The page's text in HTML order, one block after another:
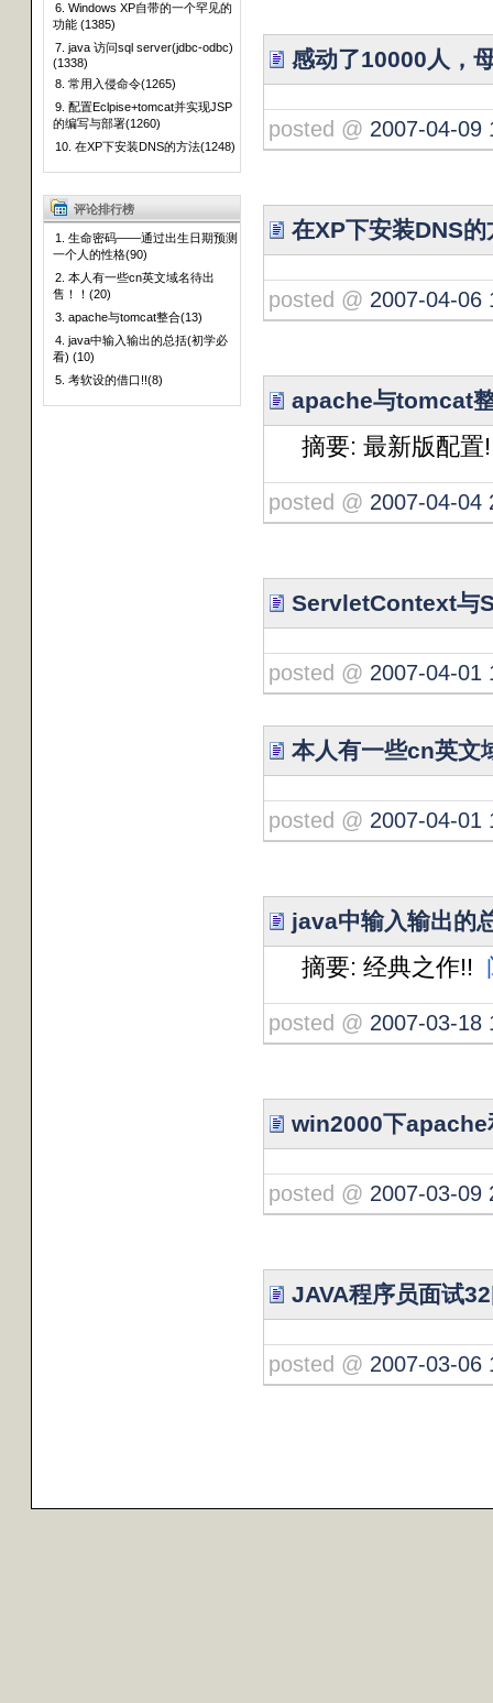
6. Windows XP自带的一个罕见的
功能 (1385)
7. java 访问sql server(jdbc-odbc)
(1338)
8. 常用入侵命令(1265)
9. 配置Eclpise+tomcat并实现JSP
的编写与部署(1260)
10. 在XP下安装DNS的方法(1248)
评论排行榜
1. 生命密码——通过出生日期预测
一个人的性格(90)
2. 本人有一些cn英文域名待出
售！！(20)
3. apache与tomcat整合(13)
4. java中输入输出的总括(初学必
看) (10)
5. 考软设的借口!!(8)
感动了10000人，
posted @ 2007-04-09
在XP下安装DNS的
posted @ 2007-04-06
apache与tomcat
摘要: 最新版配
posted @ 2007-04-04
ServletContext与
posted @ 2007-04-01
本人有一些cn英文
posted @ 2007-04-01
java中输入输出的
摘要: 经典之作!!
posted @ 2007-03-18
win2000下
posted @ 2007-03-09
JAVA程序员面试
posted @ 2007-03-06